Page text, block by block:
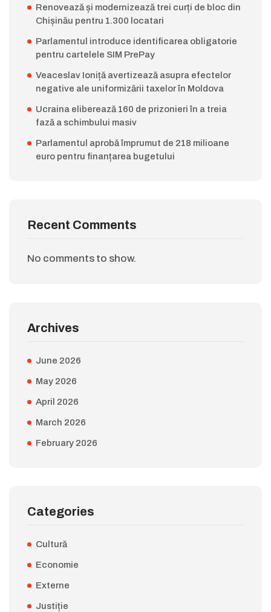
Renovează și modernizează trei curți de bloc din
Chișinău pentru 1.300 locatari
Parlamentul introduce identificarea obligatorie
pentru cartelele SIM PrePay
Veaceslav Ioniță avertizează asupra efectelor
negative ale uniformizării taxelor în Moldova
Ucraina eliberează 160 de prizonieri în a treia
fază a schimbului masiv
Parlamentul aprobă împrumut de 218 milioane
euro pentru finanțarea bugetului
Recent Comments
No comments to show.
Archives
June 2026
May 2026
April 2026
March 2026
February 2026
Categories
Cultură
Economie
Externe
Justiție